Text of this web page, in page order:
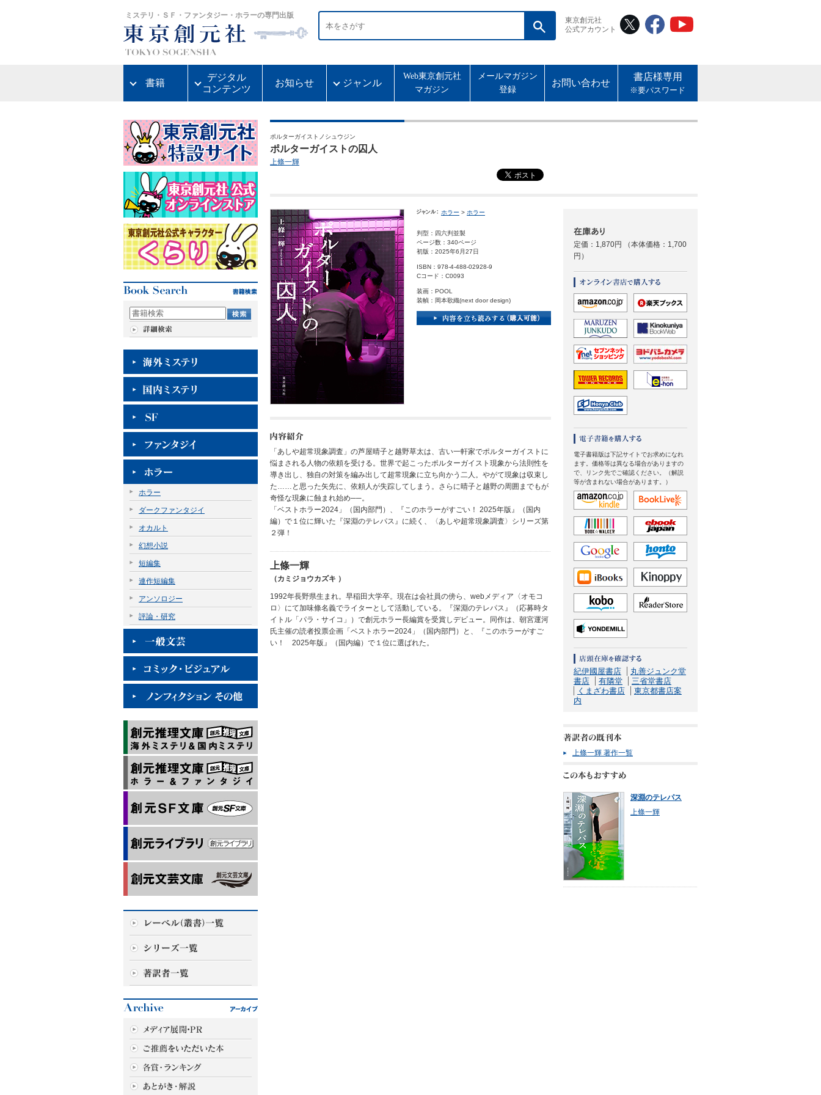
ミステリ・ＳＦ・ファンタジー・ホラーの専門出版
東京創元社
公式アカウント
書籍
デジタル
コンテンツ
お知らせ ジャンル
Web東京創元社
マガジン
メールマガジン
登録
お問い合わせ
書店様専用
※要パスワード
ホラー
ダークファンタジイ
オカルト
幻想小説
短編集
連作短編集
アンソロジー
評論・研究
ポルターガイストノシュウジン
ポルターガイストの囚人
上條一輝
定価：1,870円
（本体価格：1,700
円）
電子書籍版は下記サイトでお求めになれ
ます。価格等は異なる場合がありますの
で、リンク先でご確認ください。（解説
等が含まれない場合があります。）
紀伊國屋書店
丸善ジュンク堂
書店
有隣堂
三省堂書店
くまざわ書店
東京都書店案
内
上條一輝 著作一覧
深淵のテレパス
上條一輝
ホラー > ホラー
判型：四六判並製
ページ数：340ページ
初版：2025年6月27日
ISBN：978-4-488-02928-9
Cコード：C0093
装画：POOL
装幀：岡本歌織(next door design)
「あしや超常現象調査」の芦屋晴子と越野草太は、古い一軒家でポルターガイストに
悩まされる人物の依頼を受ける。世界で起こったポルターガイスト現象から法則性を
導き出し、独自の対策を編み出して超常現象に立ち向かう二人。やがて現象は収束し
た……と思った矢先に、依頼人が失踪してしまう。さらに晴子と越野の周囲までもが
奇怪な現象に蝕まれ始め──。
「ベストホラー2024」（国内部門）、『このホラーがすごい！ 2025年版』（国内
編）で１位に輝いた『深淵のテレパス』に続く、〈あしや超常現象調査〉シリーズ第
２弾！
上條一輝
（カミジョウカズキ ）
1992年長野県生まれ。早稲田大学卒。現在は会社員の傍ら、webメディア〈オモコ
ロ〉にて加味條名義でライターとして活動している。『深淵のテレパス』（応募時タ
イトル「パラ・サイコ」）で創元ホラー長編賞を受賞しデビュー。同作は、朝宮運河
氏主催の読者投票企画「ベストホラー2024」（国内部門）と、『このホラーがすご
い！ 2025年版』（国内編）で１位に選ばれた。